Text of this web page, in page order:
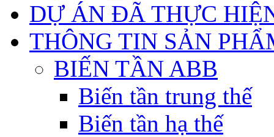
DỰ ÁN ĐÃ THỰC
THÔNG TIN SẢN
BIẾN TẦN ABB
Biến tần trung thế
Biến tần hạ thế